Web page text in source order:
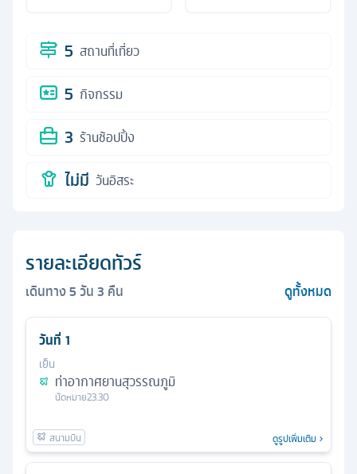
5 สถานที่เที่ยว
5 กิจกรรม
3 ร้านช้อปปิ้ง
ไม่มี วันอิสระ
รายละเอียดทัวร์
เดินทาง5วัน3 คืน ดูทั้งหมด
วันที่ 1
เย็น
ท่าอากาศยานสุวรรณภูมิ
นัดหมาย23.30
ดูรูปเพิ่มเติม